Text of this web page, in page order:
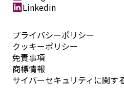
プライバシーポリシー
クッキーポリシー
免責事項
商標情報
サイバーセキュリティに関す
Linkedin